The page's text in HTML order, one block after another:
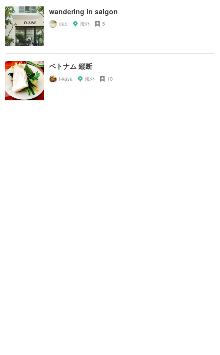
wandering in saigon
dao 海外 5
ベトナム 縦断
f-kaya 海外 10